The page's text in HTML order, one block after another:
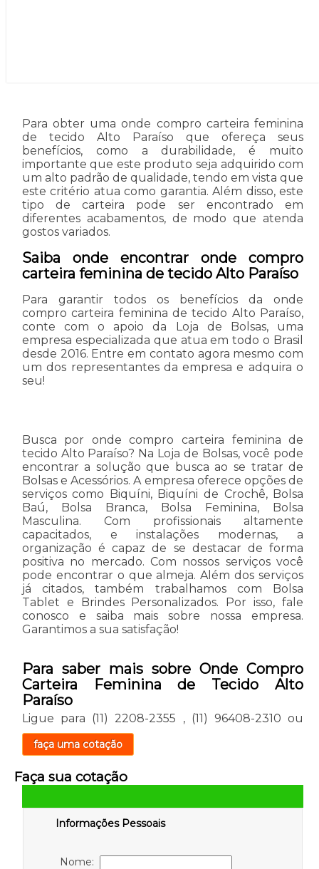
Para obter uma onde compro carteira feminina
de tecido Alto Paraíso que ofereça seus
benefícios, como a durabilidade, é muito
importante que este produto seja adquirido com
um alto padrão de qualidade, tendo em vista que
este critério atua como garantia. Além disso, este
tipo de carteira pode ser encontrado em
diferentes acabamentos, de modo que atenda
gostos variados.
Saiba onde encontrar onde compro
carteira feminina de tecido Alto Paraíso
Para garantir todos os benefícios da onde
compro carteira feminina de tecido Alto Paraíso,
conte com o apoio da Loja de Bolsas, uma
empresa especializada que atua em todo o Brasil
desde 2016. Entre em contato agora mesmo com
um dos representantes da empresa e adquira o
seu!
Busca por onde compro carteira feminina de
tecido Alto Paraíso? Na Loja de Bolsas, você pode
encontrar a solução que busca ao se tratar de
Bolsas e Acessórios. A empresa oferece opções de
serviços como Biquíni, Biquíni de Crochê, Bolsa
Baú, Bolsa Branca, Bolsa Feminina, Bolsa
Masculina. Com profissionais altamente
capacitados, e instalações modernas, a
organização é capaz de se destacar de forma
positiva no mercado. Com nossos serviços você
pode encontrar o que almeja. Além dos serviços
já citados, também trabalhamos com Bolsa
Tablet e Brindes Personalizados. Por isso, fale
conosco e saiba mais sobre nossa empresa.
Garantimos a sua satisfação!
Para saber mais sobre Onde Compro
Carteira Feminina de Tecido Alto
Paraíso
Ligue para (11) 2208-2355 , (11) 96408-2310 ou
faça uma cotação
Faça sua cotação
Informações Pessoais
Nome: